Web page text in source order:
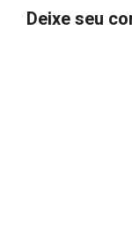
Deixe seu